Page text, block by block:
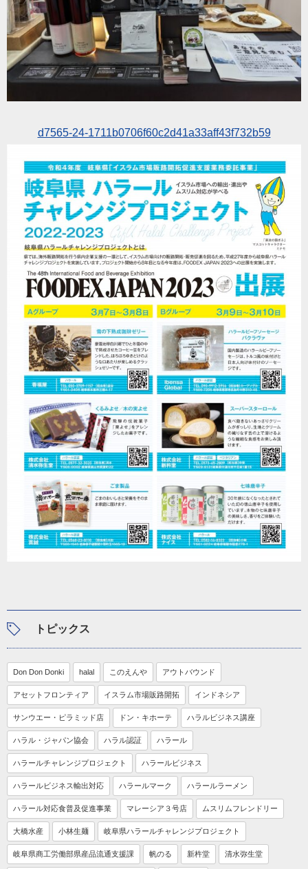
d7565-24-1711b0706f60c2d41a33aff43f732b59
トピックス
Don Don Donki halal このえんや アウトバウンド
アセットフロンティア イスラム市場販路開拓 インドネシア
サンウエー・ピラミッド店 ドン・キホーテ ハラルビジネス講座
ハラル・ジャパン協会 ハラル認証 ハラール
ハラールチャレンジプロジェクト ハラールビジネス
ハラールビジネス輸出対応 ハラールマーク ハラールラーメン
ハラール対応食普及促進事業 マレーシア３号店 ムスリムフレンドリー
大橋水産 小林生麺 岐阜県ハラールチャレンジプロジェクト
岐阜県商工労働部県産品流通支援課 帆のる 新杵堂 清水弥生堂